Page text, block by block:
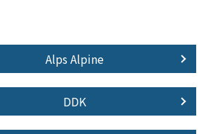
Alps Alpine
DDK